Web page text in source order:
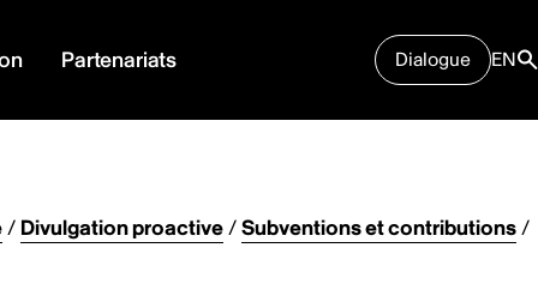
Partenariats Dialogue EN
/ Divulgation proactive/Subventions et contributions/